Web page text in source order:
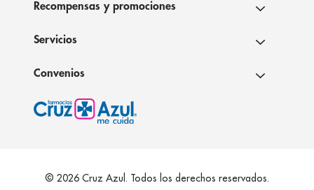
Recompensas y promociones
Servicios
Convenios
© 2026 Cruz Azul. Todos los derechos reservados.